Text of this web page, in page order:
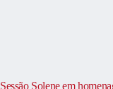
Sessão Solene em